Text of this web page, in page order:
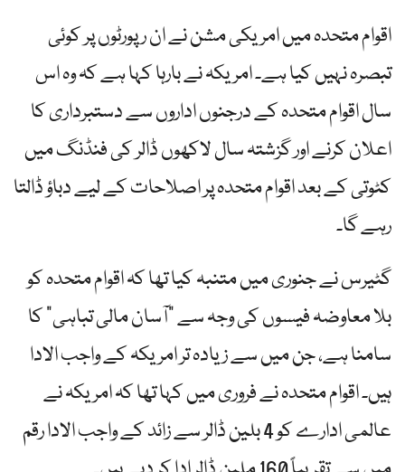
اقوام متحدہ میں امریکی مشن نے ان رپورٹوں پر کوئی
تبصرہ نہیں کیا ہے۔ امریکہ نے بارہا کہا ہے کہ وہ اس
سال اقوام متحدہ کے درجنوں اداروں سے دستبرداری کا
اعلان کرنے اور گزشتہ سال لاکھوں ڈالر کی فنڈنگ ​​میں
کٹوتی کے بعد اقوام متحدہ پر اصلاحات کے لیے دباؤ ڈالتا
رہے گا۔
گٹیرس نے جنوری میں متنبہ کیا تھا کہ اقوام متحدہ کو
بلا معاوضہ فیسوں کی وجہ سے "آسان مالی تباہی” کا
سامنا ہے، جن میں سے زیادہ تر امریکہ کے واجب الادا
ہیں۔ اقوام متحدہ نے فروری میں کہا تھا کہ امریکہ نے
عالمی ادارے کو 4 بلین ڈالر سے زائد کے واجب الادا رقم